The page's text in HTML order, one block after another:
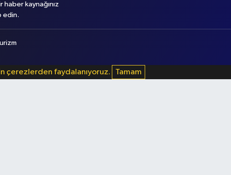
kaynağınız
edin.
çerezlerden faydalanıyoruz. Tamam